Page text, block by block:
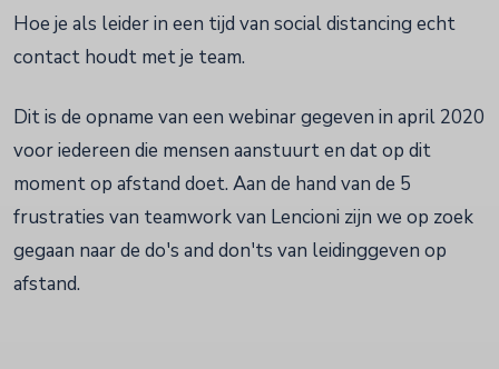
Hoe je als leider in een tijd van social distancing echt
contact houdt met je team.
Dit is de opname van een webinar gegeven in april 2020
voor iedereen die mensen aanstuurt en dat op dit
moment op afstand doet. Aan de hand van de 5
frustraties van teamwork van Lencioni zijn we op zoek
gegaan naar de do's and don'ts van leidinggeven op
afstand.